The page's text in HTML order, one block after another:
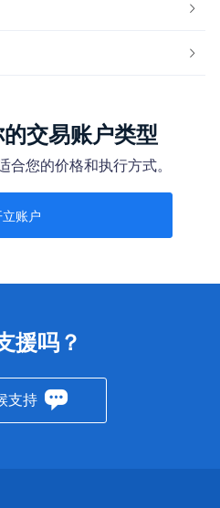
交易账户类型
合您的价格和执行方式。
账户
援吗？
支持